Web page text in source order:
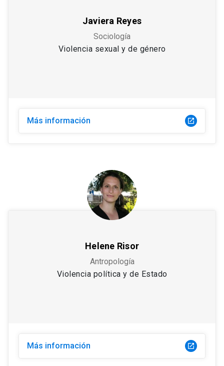
Javiera Reyes
Sociología
Violencia sexual y de género
Más información launch
Helene Risor
Antropología
Violencia política y de Estado
Más información launch